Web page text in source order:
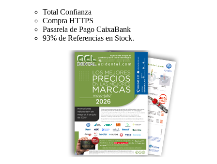
Total Confianza
Compra HTTPS
Pasarela de Pago CaixaBank
93% de Referencias en Stock.